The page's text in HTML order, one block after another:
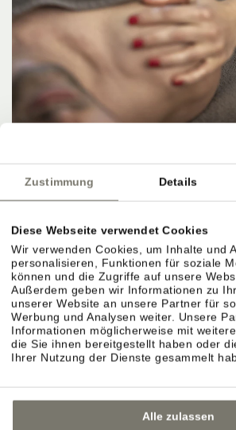
Zustimmung Details
Diese Webseite verwendet Cookies
Wir verwenden Cookies, um Inhalte und
personalisieren, Funktionen für soziale
können und die Zugriffe auf unsere
Außerdem geben wir Informationen zu
unserer Website an unsere Partner für
Werbung und Analysen weiter. Unsere
Informationen möglicherweise mit
die Sie ihnen bereitgestellt haben oder
Ihrer Nutzung der Dienste gesammelt
Alle zulassen
HERBSTANGEBOT 4=3
8. NOVEMBER 2026 – 15. NOVEMBER
567,00 €
DETAILS